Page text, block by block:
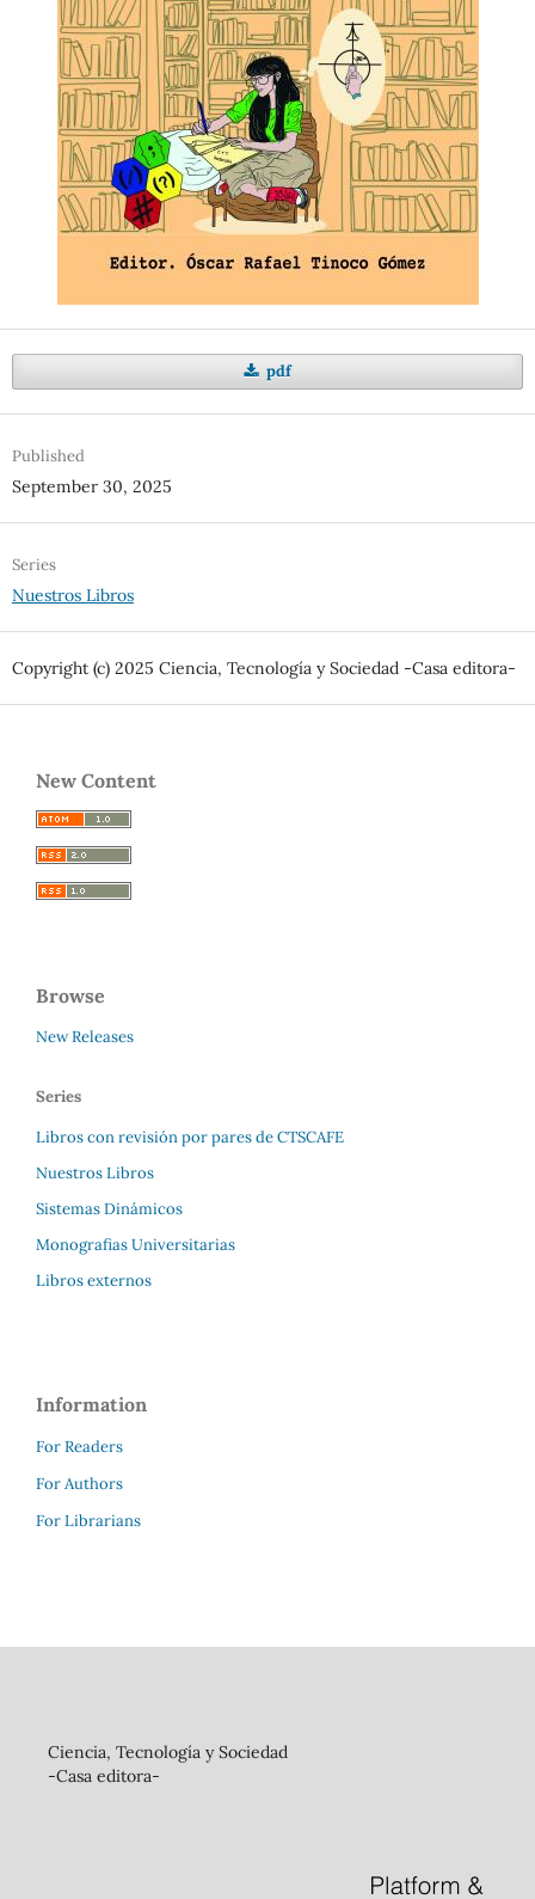
pdf
Published
September 30, 2025
Series
Nuestros Libros
Copyright (c) 2025 Ciencia, Tecnología y Sociedad -Casa editora-
New Content
Browse
New Releases
Series
Libros con revisión por pares de CTSCAFE
Nuestros Libros
Sistemas Dinámicos
Monografias Universitarias
Libros externos
Information
For Readers
For Authors
For Librarians
Ciencia, Tecnología y Sociedad
-Casa editora-